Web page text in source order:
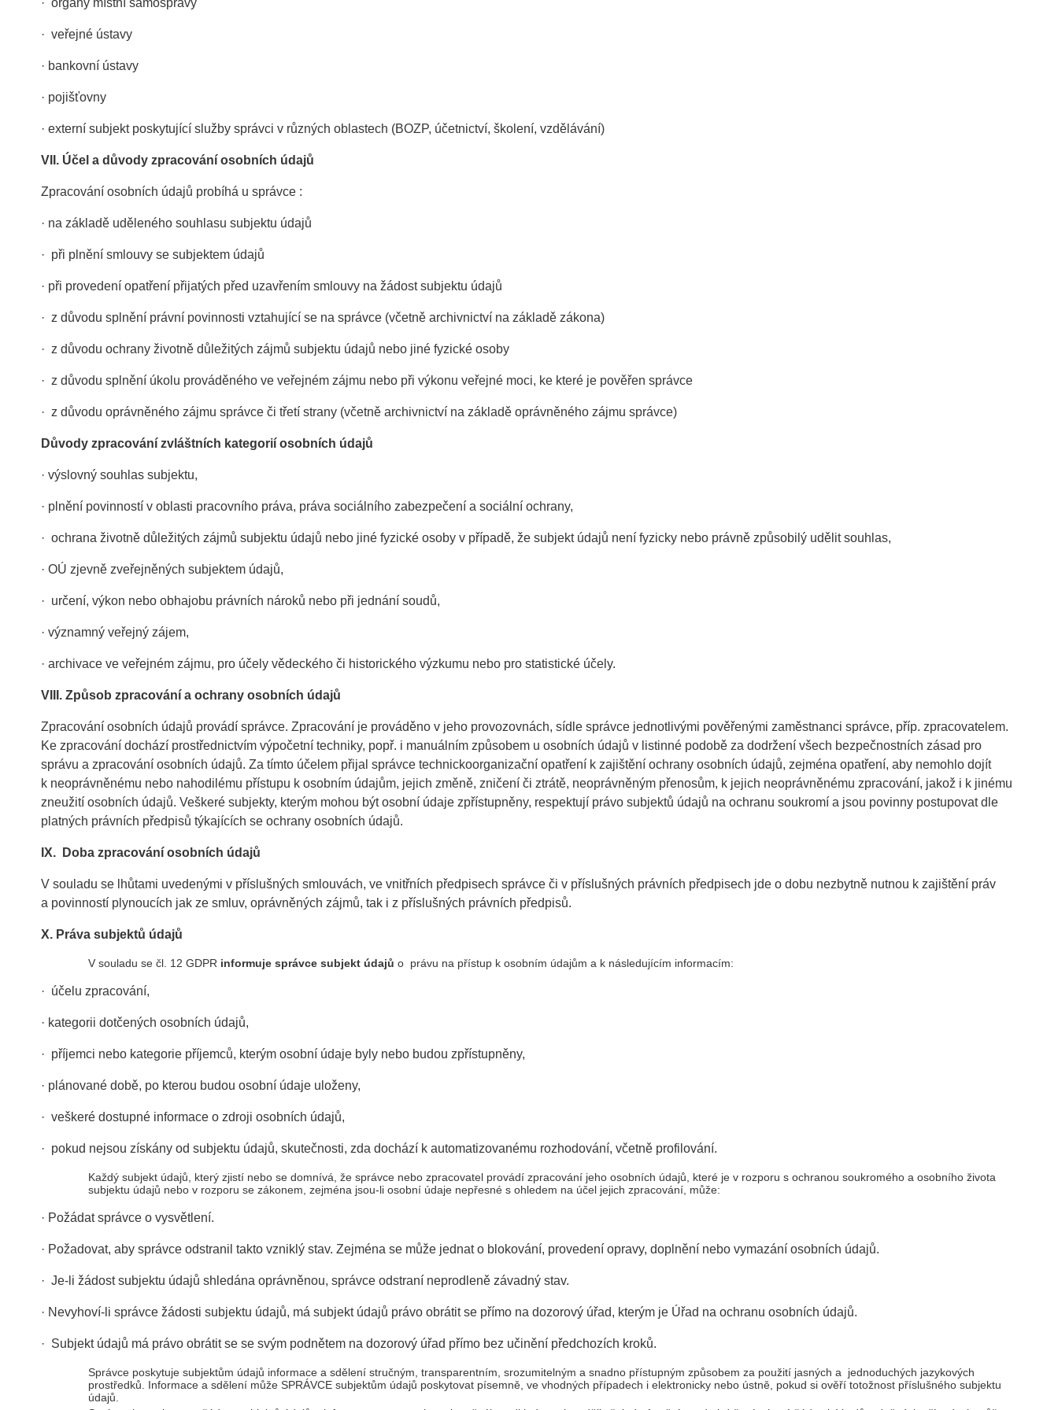
· orgány místní samosprávy
· veřejné ústavy
· bankovní ústavy
· pojišťovny
· externí subjekt poskytující služby správci v různých oblastech (BOZP, účetnictví, školení, vzdělávání)
VII. Účel a důvody zpracování osobních údajů
Zpracování osobních údajů probíhá u správce :
· na základě uděleného souhlasu subjektu údajů
· při plnění smlouvy se subjektem údajů
· při provedení opatření přijatých před uzavřením smlouvy na žádost subjektu údajů
· z důvodu splnění právní povinnosti vztahující se na správce (včetně archivnictví na základě zákona)
· z důvodu ochrany životně důležitých zájmů subjektu údajů nebo jiné fyzické osoby
· z důvodu splnění úkolu prováděného ve veřejném zájmu nebo při výkonu veřejné moci, ke které je pověřen správce
· z důvodu oprávněného zájmu správce či třetí strany (včetně archivnictví na základě oprávněného zájmu správce)
Důvody zpracování zvláštních kategorií osobních údajů
· výslovný souhlas subjektu,
· plnění povinností v oblasti pracovního práva, práva sociálního zabezpečení a sociální ochrany,
· ochrana životně důležitých zájmů subjektu údajů nebo jiné fyzické osoby v případě, že subjekt údajů není fyzicky nebo právně způsobilý udělit souhlas,
· OÚ zjevně zveřejněných subjektem údajů,
· určení, výkon nebo obhajobu právních nároků nebo při jednání soudů,
· významný veřejný zájem,
· archivace ve veřejném zájmu, pro účely vědeckého či historického výzkumu nebo pro statistické účely.
VIII. Způsob zpracování a ochrany osobních údajů
Zpracování osobních údajů provádí správce. Zpracování je prováděno v jeho provozovnách, sídle správce jednotlivými pověřenými zaměstnanci správce, příp. zpracovatelem.
Ke zpracování dochází prostřednictvím výpočetní techniky, popř. i manuálním způsobem u osobních údajů v listinné podobě za dodržení všech bezpečnostních zásad pro
správu a zpracování osobních údajů. Za tímto účelem přijal správce technickoorganizační opatření k zajištění ochrany osobních údajů, zejména opatření, aby nemohlo dojít
k neoprávněnému nebo nahodilému přístupu k osobním údajům, jejich změně, zničení či ztrátě, neoprávněným přenosům, k jejich neoprávněnému zpracování, jakož i k jinému
zneužití osobních údajů. Veškeré subjekty, kterým mohou být osobní údaje zpřístupněny, respektují právo subjektů údajů na ochranu soukromí a jsou povinny postupovat dle
platných právních předpisů týkajících se ochrany osobních údajů.
IX. Doba zpracování osobních údajů
V souladu se lhůtami uvedenými v příslušných smlouvách, ve vnitřních předpisech správce či v příslušných právních předpisech jde o dobu nezbytně nutnou k zajištění práv
a povinností plynoucích jak ze smluv, oprávněných zájmů, tak i z příslušných právních předpisů.
X. Práva subjektů údajů
V souladu se čl. 12 GDPR informuje správce subjekt údajů o právu na přístup k osobním údajům a k následujícím informacím:
· účelu zpracování,
· kategorii dotčených osobních údajů,
· příjemci nebo kategorie příjemců, kterým osobní údaje byly nebo budou zpřístupněny,
· plánované době, po kterou budou osobní údaje uloženy,
· veškeré dostupné informace o zdroji osobních údajů,
· pokud nejsou získány od subjektu údajů, skutečnosti, zda dochází k automatizovanému rozhodování, včetně profilování.
Každý subjekt údajů, který zjistí nebo se domnívá, že správce nebo zpracovatel provádí zpracování jeho osobních údajů, které je v rozporu s ochranou soukromého a osobního života
subjektu údajů nebo v rozporu se zákonem, zejména jsou-li osobní údaje nepřesné s ohledem na účel jejich zpracování, může:
· Požádat správce o vysvětlení.
· Požadovat, aby správce odstranil takto vzniklý stav. Zejména se může jednat o blokování, provedení opravy, doplnění nebo vymazání osobních údajů.
· Je-li žádost subjektu údajů shledána oprávněnou, správce odstraní neprodleně závadný stav.
· Nevyhoví-li správce žádosti subjektu údajů, má subjekt údajů právo obrátit se přímo na dozorový úřad, kterým je Úřad na ochranu osobních údajů.
· Subjekt údajů má právo obrátit se se svým podnětem na dozorový úřad přímo bez učinění předchozích kroků.
Správce poskytuje subjektům údajů informace a sdělení stručným, transparentním, srozumitelným a snadno přístupným způsobem za použití jasných a jednoduchých jazykových
prostředků. Informace a sdělení může SPRÁVCE subjektům údajů poskytovat písemně, ve vhodných případech i elektronicky nebo ústně, pokud si ověří totožnost příslušného subjektu
údajů.